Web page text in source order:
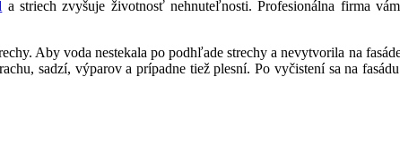
a striech zvyšuje životnosť nehnuteľnosti. Profesionálna firma
Aby voda nestekala po podhľade strechy a nevytvorila na
sadzí, výparov a prípadne tiež plesní. Po vyčistení sa na